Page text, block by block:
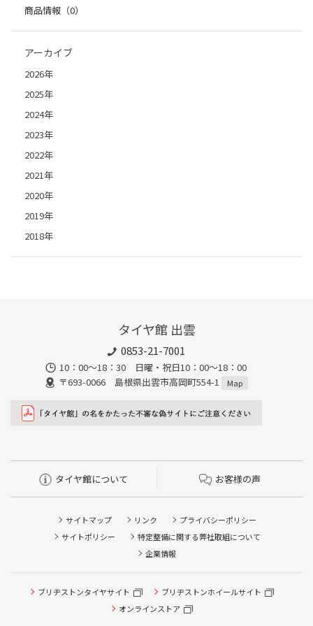
商品情報（0）
アーカイブ
2026年
2025年
2024年
2023年
2022年
2021年
2020年
2019年
2018年
タイヤ館 出雲
0853-21-7001
10：00～18：30 日曜・祝日10：00～18：00
〒693-0066 島根県出雲市高岡町554-1
Map
タイヤ館について お客様の声
サイトマップ リンク
プライバシーポリシー
サイトポリシー
特定整備に関する弊社取組について
企業情報
ブリヂストンタイヤサイト
ブリヂストンホイールサイト
オンラインストア